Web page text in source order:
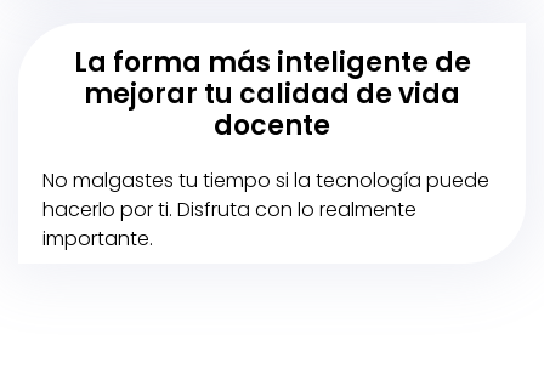
La forma más inteligente de
mejorar tu calidad de vida
docente
No malgastes tu tiempo si la tecnología puede
hacerlo por ti. Disfruta con lo realmente
importante.